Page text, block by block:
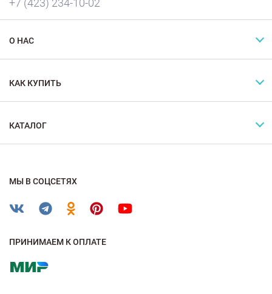
+7 (423) 234-10-02
О НАС
КАК КУПИТЬ
КАТАЛОГ
МЫ В СОЦСЕТЯХ
ПРИНИМАЕМ К ОПЛАТЕ